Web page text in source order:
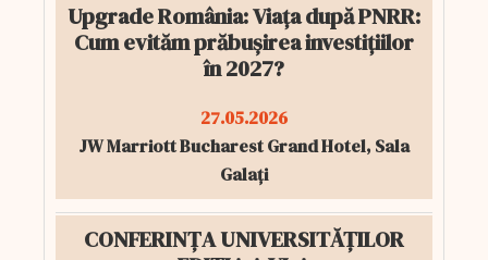
Upgrade România: Viața după PNRR:
Cum evităm prăbușirea investițiilor
în 2027?
27.05.2026
JW Marriott Bucharest Grand Hotel, Sala
Galați
CONFERINȚA UNIVERSITĂȚILOR